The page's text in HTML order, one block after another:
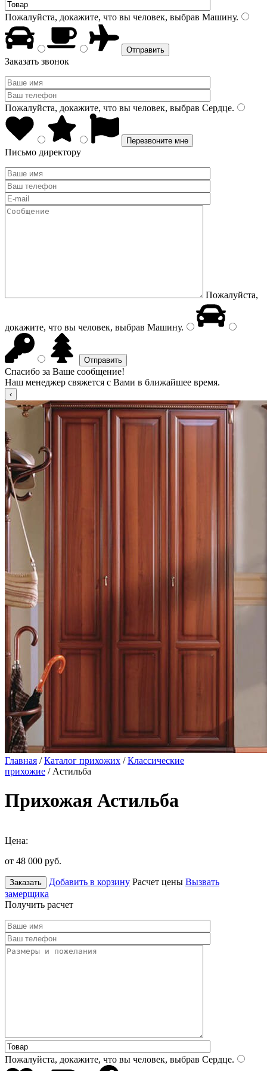
Пожалуйста, докажите, что вы человек, выбрав Машину.
Заказать звонок
Пожалуйста, докажите, что вы человек, выбрав Сердце.
Письмо директору
Пожалуйста,
докажите, что вы человек, выбрав Машину.
Спасибо за Ваше сообщение!
Наш менеджер свяжется с Вами в ближайшее время.
Главная /Каталог прихожих /Классические
прихожие / Астильба
Прихожая Астильба
Цена:
от 48 000 руб.
Заказать Добавить в корзину Расчет цены Вызвать
замерщика
Получить расчет
Пожалуйста, докажите, что вы человек, выбрав Сердце.